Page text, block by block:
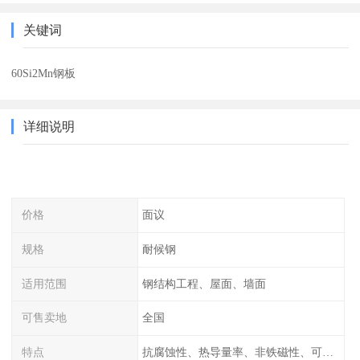
关键词
60Si2Mn钢板
详细说明
价格 面议
规格 耐候钢
适用范围 钢结构工程、屋面、墙面
可售卖地 全国
特点 抗腐蚀性、热导量率、非铁磁性、可加工性、可成形性、回收性